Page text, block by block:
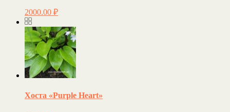
2000.00 ₽
Хоста «Purple Heart»